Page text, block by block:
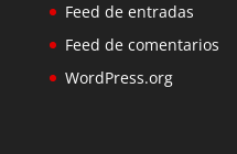
Feed de entradas
Feed de comentarios
WordPress.org